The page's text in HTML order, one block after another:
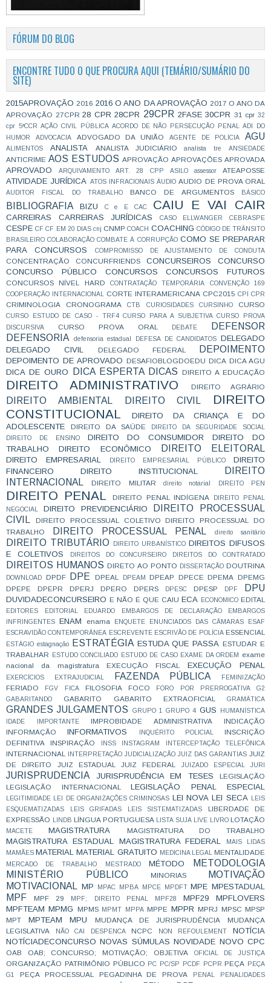
FÓRUM DO BLOG
ENCONTRE TUDO O QUE PROCURA AQUI (TEMÁRIO/SUMÁRIO DO
SITE)
2015APROVAÇÃO 2016 2016 O ANO DA APROVAÇÃO 2017 O ANO DA
APROVAÇÃO 27CPR 28 CPR 28CPR 29CPR 2FASE 30CPR 31 cpr 32
cpr
5ªCCR AÇÃO CIVIL PÚBLICA ACORDO DE NÃO PERSECUÇÃO PENAL
ADI DO
HUMOR
ADVOCACIA ADVOGADO DA UNIÃO AGENTE DE POLÍCIA AGU
ALIMENTOS ANALISTA ANALISTA JUDICIÁRIO analista tre ANSIEDADE
ANTICRIME AOS ESTUDOS APROVAÇÃO APROVAÇÕES APROVADA
APROVADO ARQUIVAMENTO ART. 28 CPP ASILO assessor ATEAPOSSE
ATIVIDADE JURÍDICA ATOS INFRACIONAIS ÁUDIO AUDIO DE PROVA ORAL
AUDITOR FISCAL DO TRABALHO BANCO DE ARGUMENTOS BÁSICO
BIBLIOGRAFIA BIZU C e E CAC CAIU E VAI CAIR
CARREIRAS CARREIRAS JURÍDICAS CASO ELLWANGER CEBRASPE
CESPE CF CF EM 20 DIAS cnj CNMP COACH COACHING CÓDIGO DE TRÂNSITO
BRASILEIRO COLABORAÇÃO COMBATE À CORRUPÇÃO COMO SE PREPARAR
PARA CONCURSOS
COMPROMISSO DE AJUSTAMENTO DE CONDUTA
CONCENTRAÇÃO CONCURFRIENDS CONCURSEIROS
CONCURSO
CONCURSO PÚBLICO
CONCURSOS CONCURSOS FUTUROS
CONCURSOS NÍVEL HARD CONTRATAÇÃO TEMPORÁRIA
CONVENÇÃO 169
COOPERAÇÃO INTERNACIONAL
CORTE INTERAMERICANA CPC2015 CPI CPR
CRIMINOLOGIA CRONOGRAMA CTB CURIOSIDADES CURSINHO CURSO
CURSO ESTUDO DE CASO - TRF4 CURSO PARA A SUBJETIVA
CURSO PROVA
DISCURSIVA
CURSO PROVA ORAL DEBATE
DEFENSOR
DEFENSORIA
defensoria estadual DEFESA DE CANDIDATOS
DELEGADO
DELEGADO CIVIL
DELEGADO FEDERAL DEPOIMENTO
DEPOIMENTO DE APROVADO DESAFIOBLOGDOEDU DICA DICA AGU
DICA DE OURO DICA ESPERTA DICAS DIREITO A EDUCAÇÃO
DIREITO ADMINISTRATIVO DIREITO AGRÁRIO
DIREITO AMBIENTAL DIREITO CIVIL
DIREITO
CONSTITUCIONAL
DIREITO DA CRIANÇA E DO
ADOLESCENTE
DIREITO DA SAÚDE
DIREITO DA SEGURIDADE SOCIAL
DIREITO DE ENSINO
DIREITO DO CONSUMIDOR
DIREITO DO
TRABALHO
DIREITO ECONÔMICO DIREITO ELEITORAL
DIREITO EMPRESARIAL DIREITO EMPRESARIAL PÚBLICO
DIREITO
FINANCEIRO
DIREITO INSTITUCIONAL
DIREITO
INTERNACIONAL
DIREITO MILITAR direito notarial DIREITO PEN
DIREITO PENAL DIREITO PENAL INDÍGENA
DIREITO PENAL
NEGOCIAL
DIREITO PREVIDENCIÁRIO
DIREITO PROCESSUAL
CIVIL
DIREITO PROCESSUAL COLETIVO
DIREITO PROCESSUAL DO
TRABALHO
DIREITO PROCESSUAL PENAL direito sanitário
DIREITO TRIBUTÁRIO DIREITO URBANÍSTICO DIREITOS DIFUSOS
E COLETIVOS
DIREITOS DO CONCURSEIRO DIREITOS DO CONTRATADO
DIREITOS HUMANOS DIRETO AO PONTO DISSERTAÇÃO DOUTRINA
DOWNLOAD DPDF DPE DPEAL DPEAM DPEAP DPECE DPEMA DPEMG
DPEPE
DPEPR DPERJ DPERO DPERS DPESC DPESP DPF DPU
DUVIDADECONCURSEIRO E NÃO É QUE CAIU ECA ECONOMICO EDITAL
EDITORES EDITORIAL EDUARDO EMBARGOS DE DECLARAÇÃO
EMBARGOS
INFRINGENTES
ENAM enama ENQUETE ENUNCIADOS DAS CÂMARAS
ESAF
ESCRAVIDÃO CONTEMPORÂNEA ESCREVENTE ESCRIVÃO DE POLÍCIA ESSENCIAL
ESTÁGIO estagnação ESTRATÉGIA ESTUDA QUE PASSA ESTUDAR E
TRABALHAR
ESTUDO CONCILIADO ESTUDO DE CASO EXAME DA ORDEM
exame
nacional da magistratura
EXECUÇÃO FISCAL EXECUÇÃO PENAL
EXERCÍCIOS EXTRAJUDICIAL FAZENDA PÚBLICA FEMINIZAÇÃO
FERIADO FGV FICA FILOSOFIA FOCO FORO POR PRERROGATIVA
G2
GABARITANDO
GABARITO GABARITO EXTRAOFICIAL GRAMÁTICA
GRANDES JULGAMENTOS GRUPO 1 GRUPO 4 GUS
HUMANÍSTICA
IDADE
IMPORTANTE IMPROBIDADE ADMINISTRATIVA
INDICAÇÃO
INFORMAÇÃO
INFORMATIVOS INQUÉRITO POLICIAL
INSCRIÇÃO
DEFINITIVA
INSPIRAÇÃO INSS INSTAGRAM INTERCEPTAÇÃO TELEFÔNICA
INTERNACIONAL INTERPRETAÇÃO JUDICIALIZAÇÃO JUIZ DAS GARANTIAS JUIZ
DE DIREITO
JUIZ ESTADUAL JUIZ FEDERAL JUIZADO ESPECIAL JURI
JURISPRUDENCIA JURISPRUDÊNCIA EM TESES
LEGISLAÇÃO
LEGISLAÇÃO INTERNACIONAL
LEGISLAÇÃO PENAL ESPECIAL
LEGITIMIDADE LEI DE ORGANIZAÇÕES CRIMINOSAS LEI NOVA LEI SECA
LEIS
ESQUEMATIZADAS
LEIS GRIFADAS LEIS SISTEMATIZADAS
LIBERDADE DE
EXPRESSÃO
LINDB LÍNGUA PORTUGUESA LISTA SUJA LIVE LIVRO LOTAÇÃO
MACETE MAGISTRATURA MAGISTRATURA DO TRABALHO
MAGISTRATURA ESTADUAL MAGISTRATURA FEDERAL
MAIS LIDAS
MAMÃES MATERIAL MATERIAL GRATUITO MEDICINA LEGAL MENTALIDADE
MERCADO DE TRABALHO MESTRADO MÉTODO
METODOLOGIA
MINISTÉRIO PÚBLICO
MINORIAS
MOTIVAÇÃO
MOTIVACIONAL
MP MPAC MPBA MPCE MPDFT MPE MPESTADUAL
MPF MPF 29 MPF; DIREITO PENAL MPF28 MPF29
MPFLOVERS
MPFTEAM MPMG MPMS MPMT MPPA MPPE MPPR MPRJ MPSC MPSP
MPT
MPTEAM MPU MUDANÇA DE JURISPRUDÊNCIA
MUDANÇA
LEGISLATIVA
NÃO CAI DESPENCA NCPC NON REFOULEMENT
NOTÍCIA
NOTÍCIADECONCURSO NOVAS SÚMULAS NOVIDADE NOVO CPC
OAB OAB; CONCURSO; MOTIVAÇÃO; OBJETIVA OFICIAL DE JUSTIÇA
ORGANIZAÇÃO PATRIMÔNIO PÚBLICO PC PC/SP PCDF PCPR PEÇA
PEÇA
G1
PEÇA PROCESSUAL PEGADINHA DE PROVA PENAL PENALIDADES